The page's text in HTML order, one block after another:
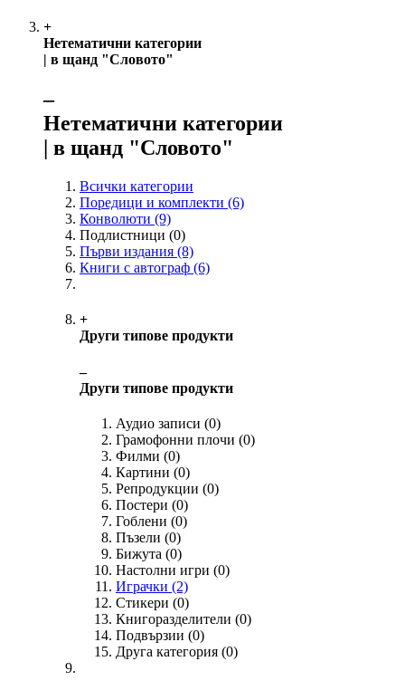
+
Нетематични категории
| в щанд "Словото"
‒
Нетематични категории
| в щанд "Словото"
Всички категории
Поредици и комплекти (6)
Конволюти (9)
Подлистници (0)
Първи издания (8)
Книги с автограф (6)
+
Други типове продукти
‒
Други типове продукти
Аудио записи (0)
Грамофонни плочи (0)
Филми (0)
Картини (0)
Репродукции (0)
Постери (0)
Гоблени (0)
Пъзели (0)
Бижута (0)
Настолни игри (0)
Играчки (2)
Стикери (0)
Книгоразделители (0)
Подвързии (0)
Друга категория (0)